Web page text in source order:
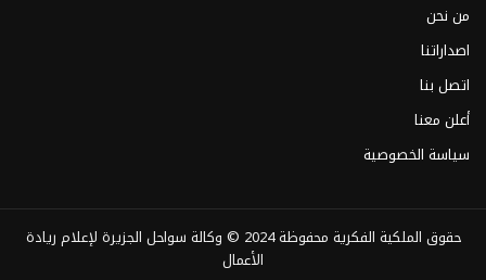
من نحن
اصداراتنا
اتصل بنا
أعلن معنا
سياسة الخصوصية
حقوق الملكية الفكرية محفوظة 2024 ©
وكالة سواحل الجزيرة لإعلام ريادة
الأعمال